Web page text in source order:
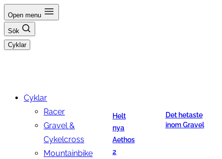
Hoppa
till
innehåll
Open menu
Sök
Cyklar
Cyklar
Racer
Gravel &
Cykelcross
Mountainbike
Helt
nya
Aethos
2
Det hetaste
inom Gravel